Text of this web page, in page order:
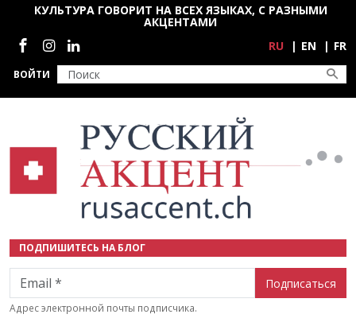
Перейти к основному содержанию
ВОЙТИ
КУЛЬТУРА ГОВОРИТ НА ВСЕХ ЯЗЫКАХ, С РАЗНЫМИ
АКЦЕНТАМИ
Социальные сети
RU EN FR
ПОДПИШИТЕСЬ НА БЛОГ
Email
Адрес электронной почты подписчика.